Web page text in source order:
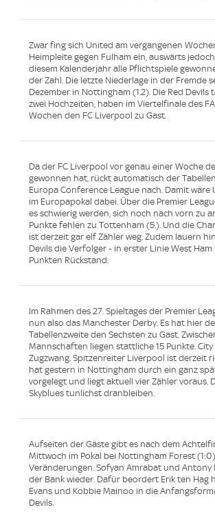
Zwar fing sich United am vergangenen
Heimpleite gegen Fulham ein, auswärts
diesem Kalenderjahr alle Pflichtspiele
der Zahl. Die letzte Niederlage in der Fremde
Dezember in Nottingham (1.2). Die Red Devils
zwei Hochzeiten, haben im Viertelfinale des
Wochen den FC Liverpool zu Gast.
Da der FC Liverpool vor genau einer Woche
gewonnen hat, rückt automatisch der
Europa Conference League nach. Damit wäre
im Europapokal dabei. Über die Premier
es schwierig werden, sich noch nach vorn zu
Punkte fehlen zu Tottenham (5.). Und die
ist derzeit gar elf Zähler weg. Zudem lauern
Devils die Verfolger - in erster Linie West Ham
Punkten Rückstand.
Im Rahmen des 27. Spieltages der Premier
nun also das Manchester Derby. Es hat hier
Tabellenzweite den Sechsten zu Gast.
Mannschaften liegen stattliche 15 Punkte.
Zugzwang. Spitzenreiter Liverpool ist derzeit
hat gestern in Nottingham durch ein ganz
vorgelegt und liegt aktuell vier Zähler voraus.
Skyblues tunlichst dranbleiben.
Aufseiten der Gäste gibt es nach dem
Mittwoch im Pokal bei Nottingham Forest
Veränderungen. Sofyan Amrabat und Antony
der Bank wieder. Dafür beordert Erik ten Hag
Evans und Kobbie Mainoo in die
Devils.